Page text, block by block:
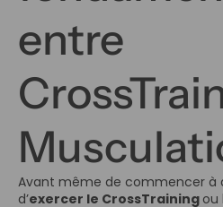
entre
Avant même de commencer à
d’exercer le CrossTraining ou